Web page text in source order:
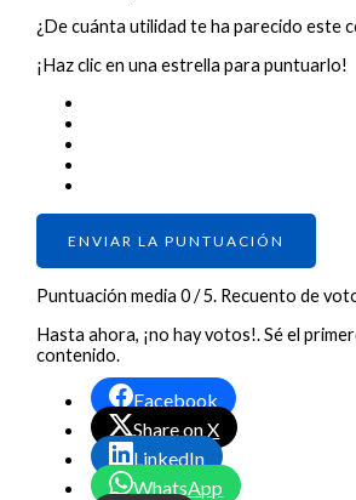
¿De cuánta utilidad te ha parecido este
¡Haz clic en una estrella para puntuarlo!
ENVIAR LA PUNTUACIÓN
Puntuación media0/ 5. Recuento de
Hasta ahora, ¡no hay votos!. Sé el
contenido.
Facebook
Share on X
LinkedIn
WhatsApp